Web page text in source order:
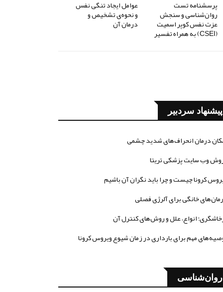
پرسشنامه تست
روان‌شناسی و سنجش
عزت نفس کوپر اسمیت
(CSEI) به همراه تفسیر
عوامل ایجاد تنگی نفس
و نحوه‌ی تشخیص و
درمان آن
پیشنهاد سردبیر
درمان انحراف‌های شدید چشمی
وب سایت پزشکی تریتا
کرونا چیست و چرا باید نگران آن باشیم
خانگی برای آلرژی فصلی
انواع، علل و روش‌های کنترل آن
مهم برای بارداری در زمان شیوع ویروس کرونا
روان‌شناسی